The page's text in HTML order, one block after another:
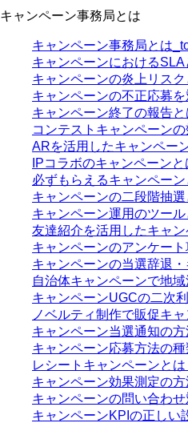
キャンペーン事務局とは
キャンペーン事務局とは
キャンペーンにおけるSLA
キャンペーンの炎上リス
キャンペーンの不正応募
キャンペーン終了の報告と
コンテストキャンペーン
ARを活用したキャンペー
IPコラボのキャンペーンと
必ずもらえるキャンペーン
キャンペーンの二段階抽選
キャンペーン運用のツー
友達紹介を活用したキャ
キャンペーンのアンケー
キャンペーンの当選辞退
自治体キャンペーンで地
キャンペーンUGCの二次
ノベルティ制作で販促キ
キャンペーン当選通知の
キャンペーン応募方法の種
レシートキャンペーンとは
キャンペーン効果測定の方
キャンペーンの問い合わ
キャンペーンKPIの正しい